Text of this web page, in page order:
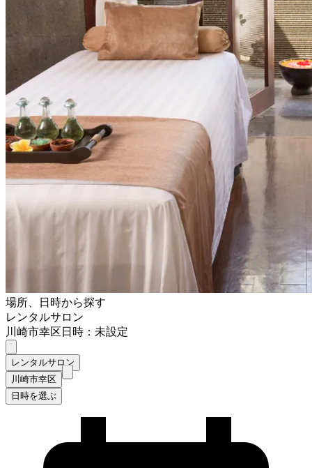
場所、日時から探す
レンタルサロン
川崎市幸区日時：未設定
レンタルサロン
川崎市幸区
日時を選ぶ